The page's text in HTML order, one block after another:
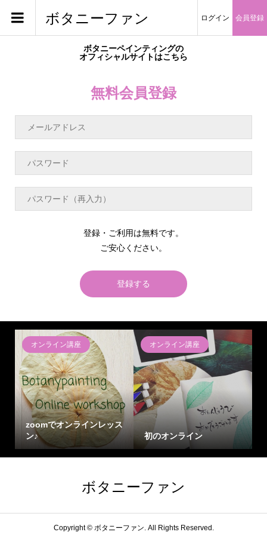
ボタニーファン ログイン 会員登録
ボタニーペインティングの
オフィシャルサイトはこちら
無料会員登録
登録・ご利用は無料です。
ご安心ください。
登録する
オンライン講座
zoomでオンラインレッス
ン♪
オンライン講座
初のオンライン
ボタニーファン
Copyright ©ボタニーファン. All Rights Reserved.